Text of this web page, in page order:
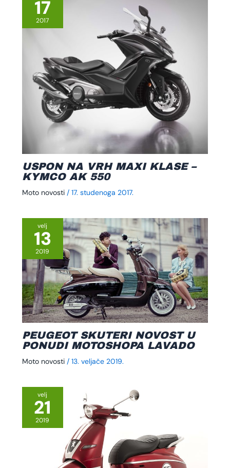
17
2017
USPON NA VRH MAXI KLASE –
KYMCO AK 550
Moto novosti/ 17. studenoga 2017.
velj
13
2019
PEUGEOT SKUTERI NOVOST U
PONUDI MOTOSHOPA LAVADO
Moto novosti/ 13. veljače 2019.
velj
21
2019